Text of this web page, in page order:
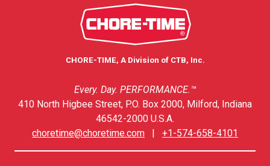
CHORE-TIME, A Division of CTB, Inc.
Every. Day. PERFORMANCE.™
410 North Higbee Street, P.O. Box 2000, Milford, Indiana
46542-2000 U.S.A.
choretime@choretime.com | +1-574-658-4101